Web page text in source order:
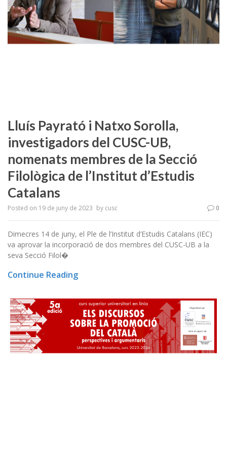
Lluís Payrató i Natxo Sorolla,
investigadors del CUSC-UB,
nomenats membres de la Secció
Filològica de l’Institut d’Estudis
Catalans
Posted on 19 de juny de 2023 by cusc 0
Dimecres 14 de juny, el Ple de l’Institut d’Estudis Catalans (IEC)
va aprovar la incorporació de dos membres del CUSC-UB a la
seva Secció Filol�
Continue Reading